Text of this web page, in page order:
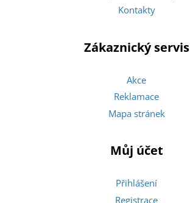
Kontakty
Zákaznický servis
Akce
Reklamace
Mapa stránek
Můj účet
Přihlášení
Registrace